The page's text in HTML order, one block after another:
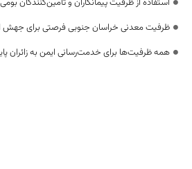
ظرفیت معدنی خراسان جنوبی فرصتی برای جهش
همه ظرفیت‌ها برای خدمت‌رسانی ایمن به زائران